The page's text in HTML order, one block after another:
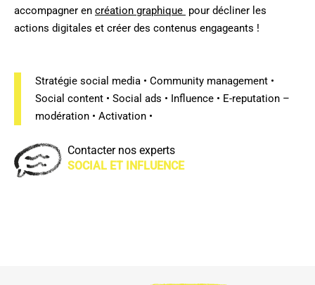
accompagner en création graphique pour décliner les
actions digitales et créer des contenus engageants !
Stratégie social media • Community management •
Social content • Social ads • Influence • E-reputation –
modération • Activation •
Contacter nos experts
SOCIAL ET INFLUENCE